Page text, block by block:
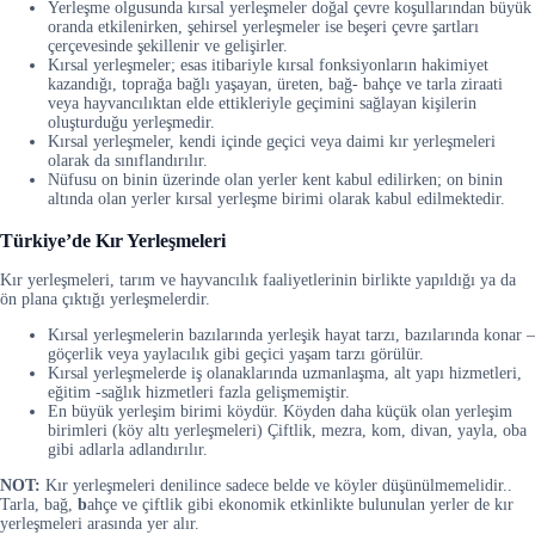
Yerleşme olgusunda kırsal yerleşmeler doğal çevre koşullarından büyük
oranda etkilenirken, şehirsel yerleşmeler ise beşeri çevre şartları
çerçevesinde şekillenir ve gelişirler.
Kırsal yerleşmeler; esas itibariyle kırsal fonksiyonların hakimiyet
kazandığı, toprağa bağlı yaşayan, üreten, bağ- bahçe ve tarla ziraati
veya hayvancılıktan elde ettikleriyle geçimini sağlayan kişilerin
oluşturduğu yerleşmedir.
Kırsal yerleşmeler, kendi içinde geçici veya daimi kır yerleşmeleri
olarak da sınıflandırılır.
Nüfusu on binin üzerinde olan yerler kent kabul edilirken; on binin
altında olan yerler kırsal yerleşme birimi olarak kabul edilmektedir.
Türkiye’de Kır Yerleşmeleri
Kır yerleşmeleri, tarım ve hayvancılık faaliyetlerinin birlikte yapıldığı ya da
ön plana çıktığı yerleşmelerdir.
Kırsal yerleşmelerin bazılarında yerleşik hayat tarzı, bazılarında konar –
göçerlik veya yaylacılık gibi geçici yaşam tarzı görülür.
Kırsal yerleşmelerde iş olanaklarında uzmanlaşma, alt yapı hizmetleri,
eğitim -sağlık hizmetleri fazla gelişmemiştir.
En büyük yerleşim birimi köydür. Köyden daha küçük olan yerleşim
birimleri (köy altı yerleşmeleri) Çiftlik, mezra, kom, divan, yayla, oba
gibi adlarla adlandırılır.
NOT: Kır yerleşmeleri denilince sadece belde ve köyler düşünülmemelidir..
Tarla, bağ, bahçe ve çiftlik gibi ekonomik etkinlikte bulunulan yerler de kır
yerleşmeleri arasında yer alır.